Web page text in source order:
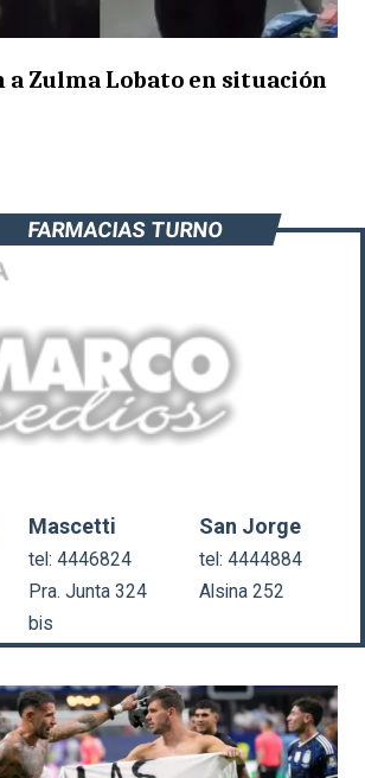
Zulma Lobato en situación
FARMACIAS TURNO
Mascetti
tel: 4446824
Pra. Junta 324
bis
San Jorge
tel: 4444884
Alsina 252